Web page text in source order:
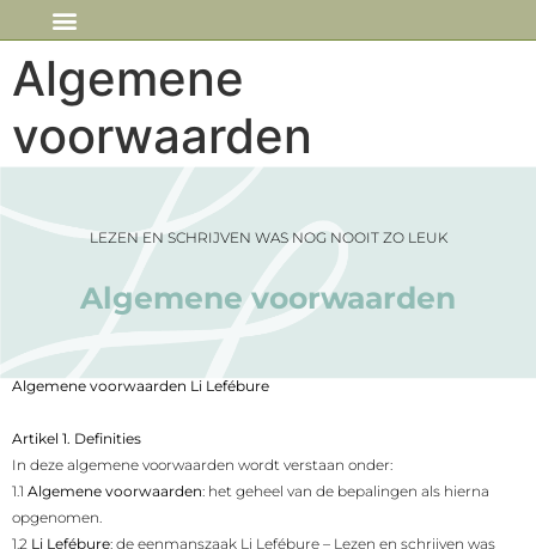
Algemene
voorwaarden
LEZEN EN SCHRIJVEN WAS NOG NOOIT ZO LEUK
Algemene voorwaarden
Algemene voorwaarden Li Lefébure
Artikel 1. Definities
In deze algemene voorwaarden wordt verstaan onder:
1.1 Algemene voorwaarden: het geheel van de bepalingen als hierna
opgenomen.
1.2 Li Lefébure: de eenmanszaak Li Lefébure – Lezen en schrijven was